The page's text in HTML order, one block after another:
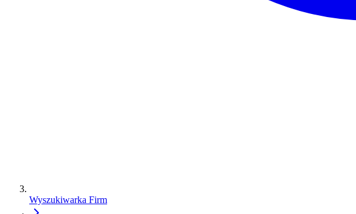
Wyszukiwarka Firm